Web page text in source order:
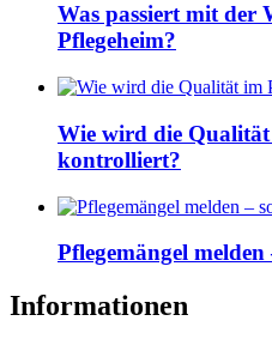
Was passiert mit der
Pflegeheim?
Wie wird die Qualität
kontrolliert?
Pflegemängel
Informationen